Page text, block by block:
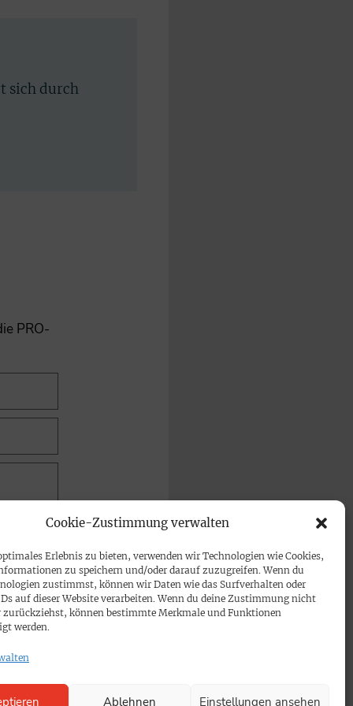
Cookie-Zustimmung verwalten
Erlebnis zu bieten, verwenden wir Technologien wie Cookies,
zu speichern und/oder darauf zuzugreifen. Wenn du
zustimmst, können wir Daten wie das Surfverhalten oder
auf dieser Website verarbeiten. Wenn du deine Zustimmung nicht
zurückziehst, können bestimmte Merkmale und Funktionen
werden.
Ablehnen Einstellungen ansehen
sich durch
PRO-